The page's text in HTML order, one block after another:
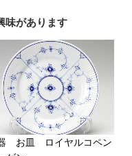
味があります
お皿 ロイヤルコペン